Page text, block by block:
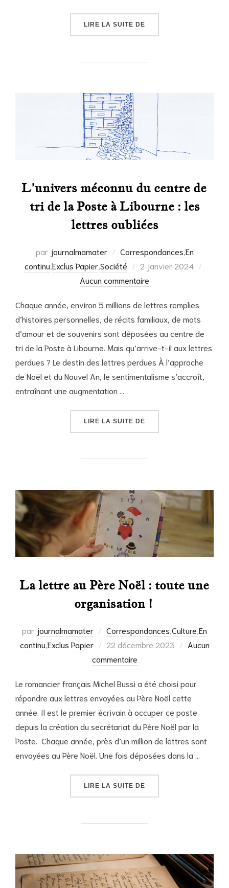
LIRE LA SUITE DE
L’univers méconnu du centre de
tri de la Poste à Libourne : les
lettres oubliées
par journalmamater Correspondances En
continu Exclus PapierSociété
Publié
le
2 janvier 2024
Aucun commentaire
Chaque année, environ 5 millions de lettres remplies
d’histoires personnelles, de récits familiaux, de mots
d’amour et de souvenirs sont déposées au centre de
tri de la Poste à Libourne. Mais qu’arrive-t-il aux lettres
perdues ? Le destin des lettres perdues À l’approche
de Noël et du Nouvel An, le sentimentalisme s’accroît,
entraînant une augmentation …
LIRE LA SUITE DE
La lettre au Père Noël : toute une
organisation !
par journalmamater Correspondances,Culture,En
continu,Exclus Papier
Publié
le
22 décembre 2023
Aucun
commentaire
Le romancier français Michel Bussi a été choisi pour
répondre aux lettres envoyées au Père Noël cette
année. Il est le premier écrivain à occuper ce poste
depuis la création du secrétariat du Père Noël par la
Poste. Chaque année, près d’un million de lettres sont
envoyées au Père Noël. Une fois déposées dans la …
LIRE LA SUITE DE